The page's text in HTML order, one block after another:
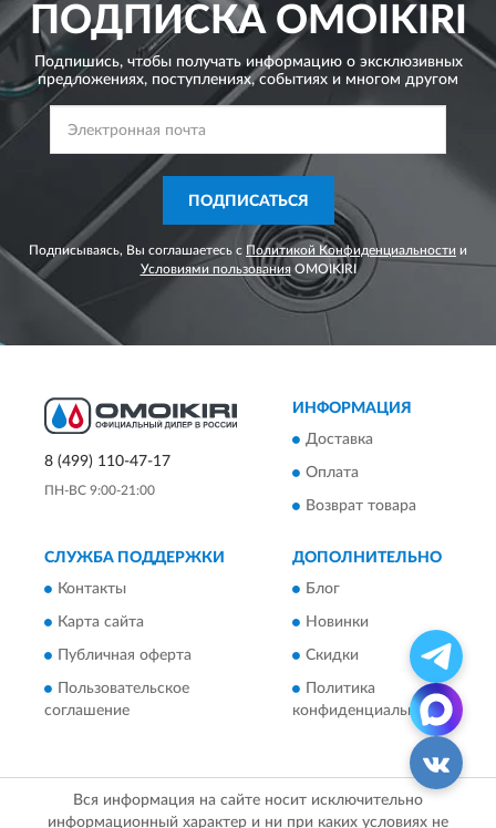
ПОДПИСКАOMOIKIRI
Подпишись, чтобы получать информацию о эксклюзивных
предложениях, поступлениях, событиях и многом другом
ПОДПИСАТЬСЯ
Подписываясь, Вы соглашаетесь с Политикой Конфиденциальности и
Условиями пользованияOMOIKIRI
8 (499) 110-47-17
ПН-ВС 9:00-21:00
ИНФОРМАЦИЯ
Доставка
Оплата
Возврат товара
СЛУЖБА ПОДДЕРЖКИ
Контакты
Карта сайта
Публичная оферта
Пользовательское
соглашение
ДОПОЛНИТЕЛЬНО
Блог
Новинки
Скидки
Политика
конфиденциальности
Вся информация на сайте носит исключительно
информационный характер и ни при каких условиях не